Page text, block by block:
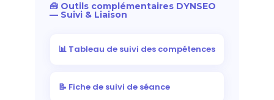
🧰 Outils complémentaires DYNSEO
— Suivi & Liaison
📊 Tableau de suivi des compétences
📝 Fiche de suivi de séance